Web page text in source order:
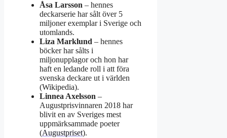
Åsa Larsson – hennes
deckarserie har sålt över 5
miljoner exemplar i Sverige och
utomlands.
Liza Marklund – hennes
böcker har sålts i
miljonupplagor och hon har
haft en ledande roll i att föra
svenska deckare ut i världen
(Wikipedia).
Linnea Axelsson –
Augustprisvinnaren 2018 har
blivit en av Sveriges mest
uppmärksammade poeter
(Augustpriset).